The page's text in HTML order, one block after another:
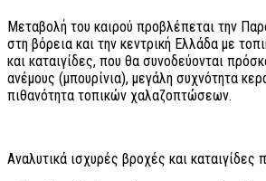
Μεταβολή του καιρού προβλέπεται την
στη βόρεια και την κεντρική Ελλάδα με
και καταιγίδες, που θα συνοδεύονται
ανέμους (μπουρίνια), μεγάλη συχνότητα
πιθανότητα τοπικών χαλαζοπτώσεων.
Αναλυτικά ισχυρές βροχές και καταιγίδες